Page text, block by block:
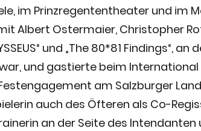
im Prinzregententheater und im
Albert Ostermaier, Christopher
und „The 80*81 Findings“,
und gastierte beim International
am Salzburger
auch des Öfteren als Co-
an der Seite des Intendanten